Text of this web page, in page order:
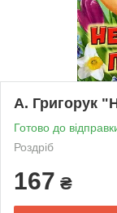
А. Григорук
Готово до
Роздріб
167 ₴